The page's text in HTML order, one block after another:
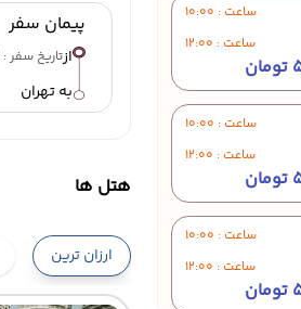
ساعت : 10:00
ساعت : 12:00
ساعت : 10:00
ساعت : 12:00
ساعت : 10:00
ساعت : 12:00
پیمان سفر
ازتاریخ سفر : 21 مرداد 1405
به تهران
هتل ها
ارزان ترین